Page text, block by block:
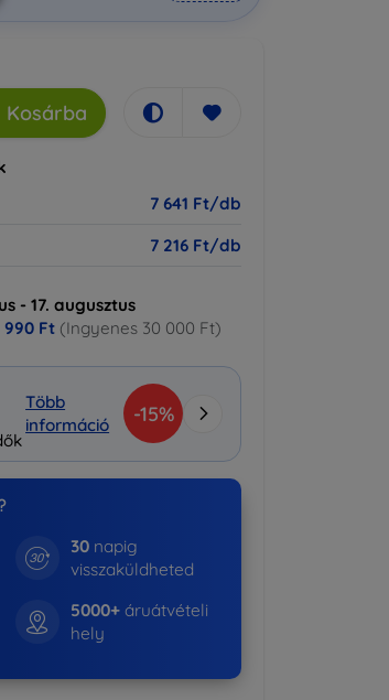
Kosárba
7 641 Ft/db
7 216 Ft/db
- 17. augusztus
990 Ft (Ingyenes 30 000 Ft)
Több
információ
-15%
30napig
visszaküldheted
5000+áruátvételi
hely